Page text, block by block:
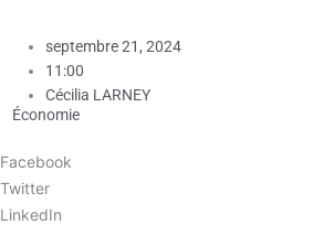
septembre 21, 2024
11:00
Cécilia LARNEY
Économie
Facebook
Twitter
LinkedIn